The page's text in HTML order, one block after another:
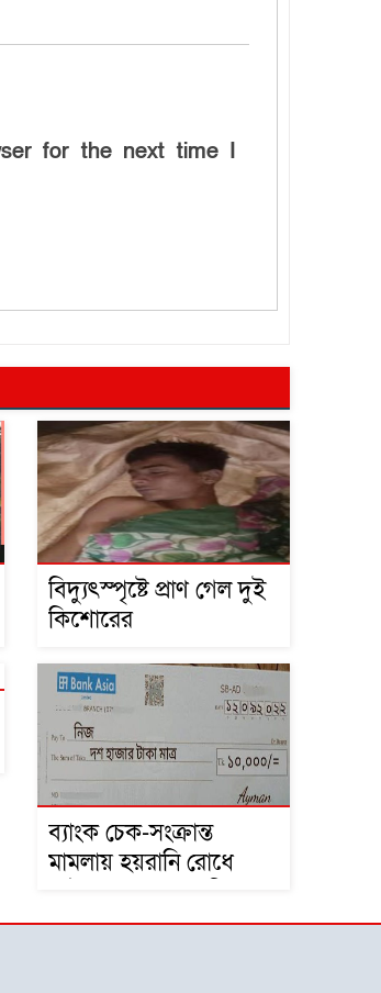
for the next time I
বিদ্যুৎস্পৃষ্টে প্রাণ গেল দুই
কিশোরের
ব্যাংক চেক-সংক্রান্ত
মামলায় হয়রানি রোধে
সরকারের দৃষ্টি আকর্ষণ